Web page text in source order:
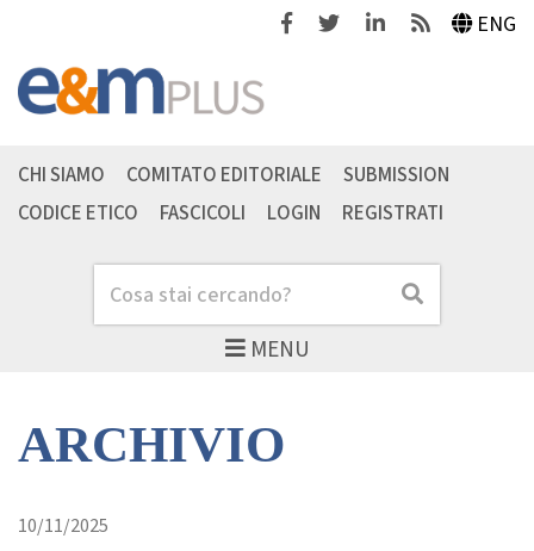
FacebookTwitterLinkedinFeeds ENG
MENU
Cerca Cerca
CHI SIAMO COMITATO EDITORIALE
SUBMISSION
CODICE ETICO
FASCICOLI LOGIN REGISTRATI
ARCHIVIO
10/11/2025